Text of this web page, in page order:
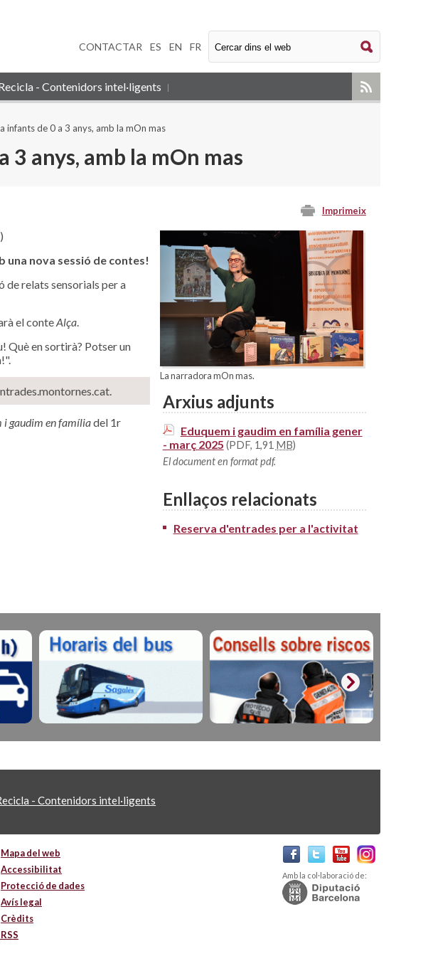
CONTACTAR ES EN FR
- Contenidors intel·ligents
infants de 0 a 3 anys, amb la mOn mas
anys, amb la mOn mas
Imprimeix
una nova sessió de contes!
de relats sensorials per a
el conteAlça.
Què en sortirà? Potser un
i gaudim en famíliadel 1r
La narradora mOn mas.
Arxius adjunts
Eduquem i gaudim en família gener
- març 2025 (PDF, 1,91 MB)
El document en format pdf.
Enllaços relacionats
Reserva d'entrades per a l'activitat
- Contenidors intel·ligents
Mapa del web
Accessibilitat
Protecció de dades
Avís legal
Crèdits
RSS
Amb la col·laboració de: